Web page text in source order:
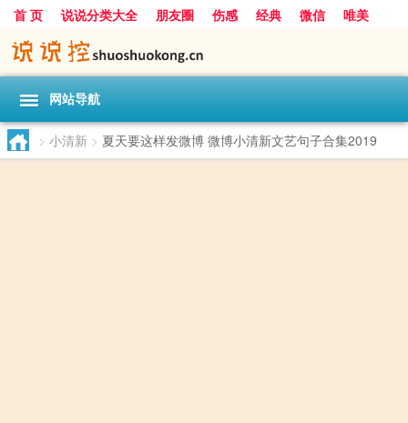
首 页 说说分类大全 朋友圈 伤感 经典 微信
唯美
励志
爱情 搞笑
网站导航
> 小清新 > 夏天要这样发微博 微博小清新文艺句子合集2019